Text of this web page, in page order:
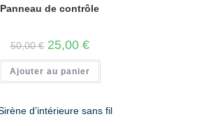
Panneau de contrôle
50,00€ 25,00 €
Ajouter au panier